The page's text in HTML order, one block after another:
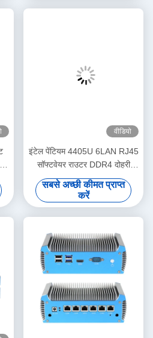
वीडियो
इंटेल पेंटियम 4405U 6LAN RJ45
सॉफ्टवेयर राउटर DDR4 दोहरी
स्क्रीन डिस्प्ले के साथ
सबसे अच्छी कीमत प्राप्त
करें